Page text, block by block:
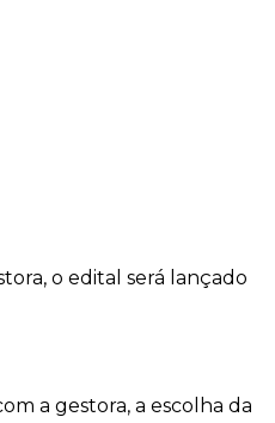
o edital será lançado
a gestora, a escolha da